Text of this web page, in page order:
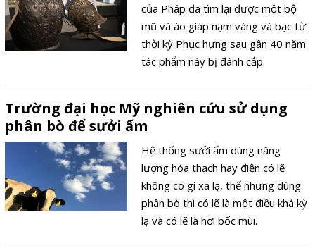
của Pháp đã tìm lại được một bộ
mũ và áo giáp nạm vàng và bạc từ
thời kỳ Phục hưng sau gần 40 năm
tác phẩm này bị đánh cắp.
Trường đại học Mỹ nghiên cứu sử dụng
phân bò để sưởi ấm
Hệ thống sưởi ấm dùng năng
lượng hóa thạch hay điện có lẽ
không có gì xa lạ, thế nhưng dùng
phân bò thì có lẽ là một điều khá kỳ
lạ và có lẽ là hơi bốc mùi.